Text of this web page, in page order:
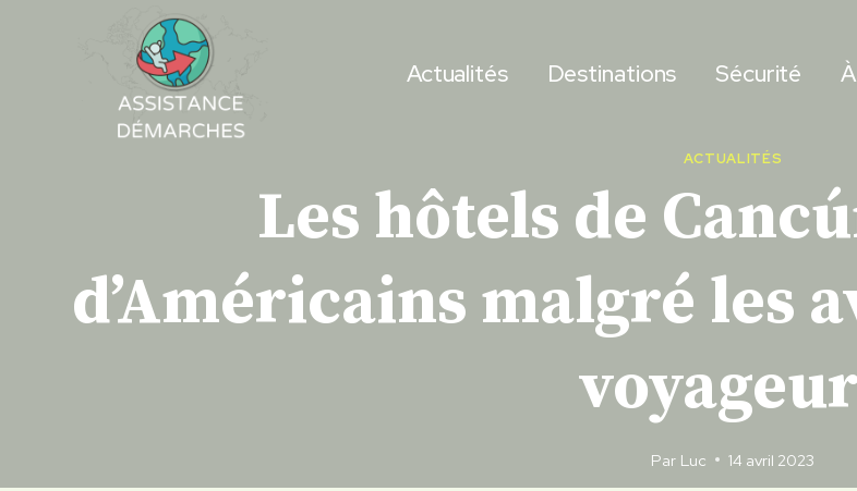
Actualités Destinations Sécurité
ACTUALITÉS
Les hôtels de
d’Américains malgré les
Par Luc 14 avril 2023